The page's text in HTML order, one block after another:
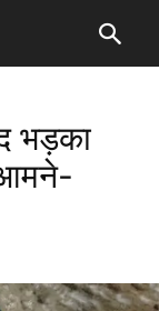
भड़का
आमने-